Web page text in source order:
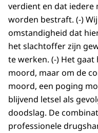
verdient en dat
worden bestraft. (-)
omstandigheid dat
het slachtoffer zijn
te werken. (-) Het
moord, maar om de
moord, een poging
blijvend letsel als
doodslag. De
professionele